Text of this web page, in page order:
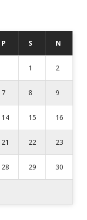
P S N
1 2
7 8 9
14 15 16
21 22 23
28 29 30